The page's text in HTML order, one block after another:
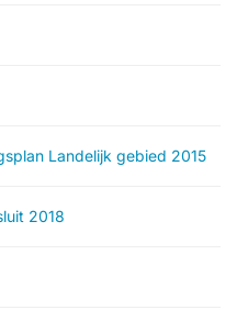
Landelijk gebied 2015
2018